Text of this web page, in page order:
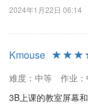
2024年1月22日 06:14
Kmouse
难度：中等
作业
3B上课的教室屏幕